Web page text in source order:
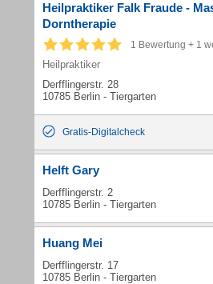
Heilpraktiker Falk Fraude -
Dorntherapie
1 Bewertung + 1
Heilpraktiker
Derfflingerstr. 28
10785 Berlin - Tiergarten
Gratis-Digitalcheck
Helft Gary
Derfflingerstr. 2
10785 Berlin - Tiergarten
Huang Mei
Derfflingerstr. 17
10785 Berlin - Tiergarten